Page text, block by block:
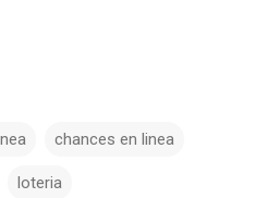
chances en linea
loteria